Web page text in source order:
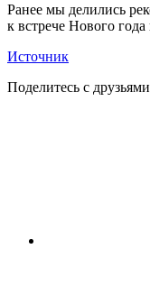
Ранее мы делились
к встрече Нового года
Источник
Поделитесь с друзьями